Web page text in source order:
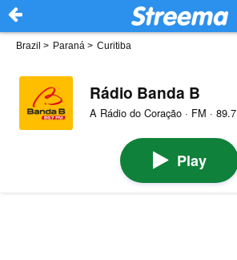
Brazil > Paraná > Curitiba
Rádio Banda B
A Rádio do Coração · FM · 89.7
Play